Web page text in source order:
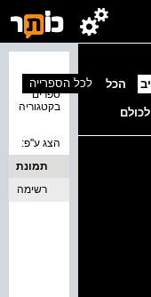
יב הכל
לכולם
ספרים
בקטגוריה
לכל הספרייה
הצג ע''פ:
תמונת
כריכה
רשימה